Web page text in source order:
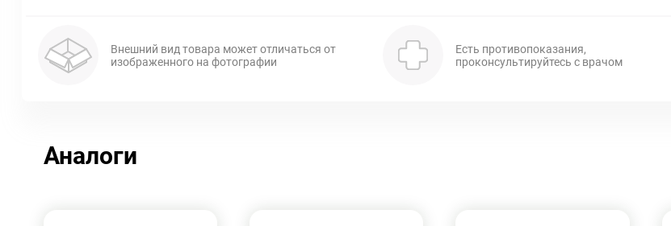
Внешний вид товара может отличаться от
изображенного на фотографии
Есть противопоказания,
проконсультируйтесь с врачом
Аналоги